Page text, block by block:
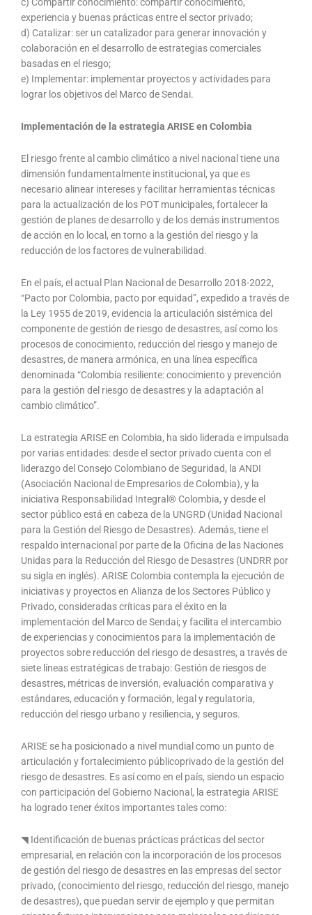
experiencia y buenas prácticas entre el sector privado;
d) Catalizar: ser un catalizador para generar innovación y
colaboración en el desarrollo de estrategias comerciales
basadas en el riesgo;
e) Implementar: implementar proyectos y actividades para
lograr los objetivos del Marco de Sendai.
Implementación de la estrategia ARISE en Colombia
El riesgo frente al cambio climático a nivel nacional tiene una
dimensión fundamentalmente institucional, ya que es
necesario alinear intereses y facilitar herramientas técnicas
para la actualización de los POT municipales, fortalecer la
gestión de planes de desarrollo y de los demás instrumentos
de acción en lo local, en torno a la gestión del riesgo y la
reducción de los factores de vulnerabilidad.
En el país, el actual Plan Nacional de Desarrollo 2018-2022,
“Pacto por Colombia, pacto por equidad”, expedido a través de
la Ley 1955 de 2019, evidencia la articulación sistémica del
componente de gestión de riesgo de desastres, así como los
procesos de conocimiento, reducción del riesgo y manejo de
desastres, de manera armónica, en una línea específica
denominada “Colombia resiliente: conocimiento y prevención
para la gestión del riesgo de desastres y la adaptación al
cambio climático”.
La estrategia ARISE en Colombia, ha sido liderada e impulsada
por varias entidades: desde el sector privado cuenta con el
liderazgo del Consejo Colombiano de Seguridad, la ANDI
(Asociación Nacional de Empresarios de Colombia), y la
iniciativa Responsabilidad Integral® Colombia, y desde el
sector público está en cabeza de la UNGRD (Unidad Nacional
para la Gestión del Riesgo de Desastres). Además, tiene el
respaldo internacional por parte de la Oficina de las Naciones
Unidas para la Reducción del Riesgo de Desastres (UNDRR por
su sigla en inglés). ARISE Colombia contempla la ejecución de
iniciativas y proyectos en Alianza de los Sectores Público y
Privado, consideradas críticas para el éxito en la
implementación del Marco de Sendai; y facilita el intercambio
de experiencias y conocimientos para la implementación de
proyectos sobre reducción del riesgo de desastres, a través de
siete líneas estratégicas de trabajo: Gestión de riesgos de
desastres, métricas de inversión, evaluación comparativa y
estándares, educación y formación, legal y regulatoria,
reducción del riesgo urbano y resiliencia, y seguros.
ARISE se ha posicionado a nivel mundial como un punto de
articulación y fortalecimiento públicoprivado de la gestión del
riesgo de desastres. Es así como en el país, siendo un espacio
con participación del Gobierno Nacional, la estrategia ARISE
ha logrado tener éxitos importantes tales como:
◥ Identificación de buenas prácticas prácticas del sector
empresarial, en relación con la incorporación de los procesos
de gestión del riesgo de desastres en las empresas del sector
privado, (conocimiento del riesgo, reducción del riesgo, manejo
de desastres), que puedan servir de ejemplo y que permitan